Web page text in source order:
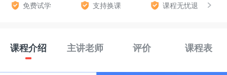
免费试学 支持换课 课程无忧退
课程介绍 主讲老师 评价 课程表